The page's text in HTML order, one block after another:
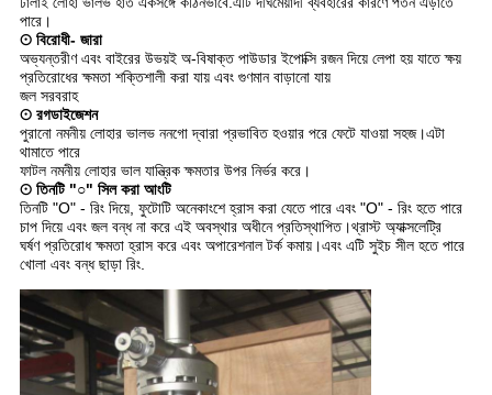
পারে।
⊙ বিরোধী- জারা
অভ্যন্তরীণ এবং বাইরের উভয়ই অ-বিষাক্ত পাউডার ইপোক্সি রজন দিয়ে লেপা হয় যাতে ক্ষয়
প্রতিরোধের ক্ষমতা শক্তিশালী করা যায় এবং গুণমান বাড়ানো যায়
জল সরবরাহ
⊙ রগডাইজেশন
পুরানো নমনীয় লোহার ভালভ ননগো দ্বারা প্রভাবিত হওয়ার পরে ফেটে যাওয়া সহজ।এটা
থামাতে পারে
ফাটল নমনীয় লোহার ভাল যান্ত্রিক ক্ষমতার উপর নির্ভর করে।
⊙ তিনটি "○" সিল করা আংটি
তিনটি "O" - রিং দিয়ে, ফুটোটি অনেকাংশে হ্রাস করা যেতে পারে এবং "O" - রিং হতে পারে
চাপ দিয়ে এবং জল বন্ধ না করে এই অবস্থার অধীনে প্রতিস্থাপিত।থ্রাস্ট অ্যাক্সলেট্রি
ঘর্ষণ প্রতিরোধ ক্ষমতা হ্রাস করে এবং অপারেশনাল টর্ক কমায়।এবং এটি সুইচ সীল হতে পারে
খোলা এবং বন্ধ ছাড়া রিং.